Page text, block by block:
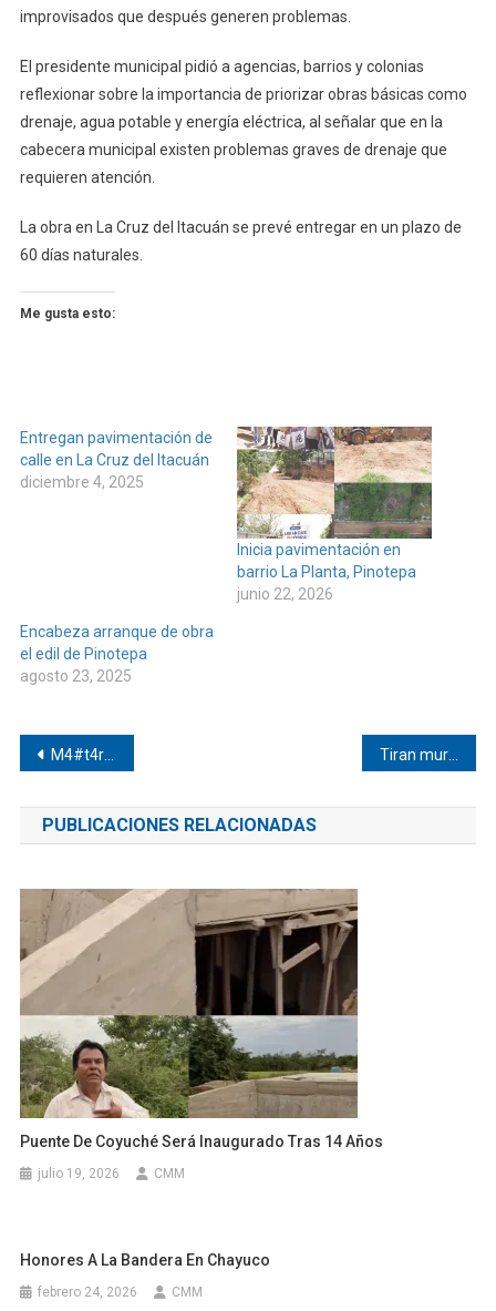
improvisados que después generen problemas.
El presidente municipal pidió a agencias, barrios y colonias
reflexionar sobre la importancia de priorizar obras básicas como
drenaje, agua potable y energía eléctrica, al señalar que en la
cabecera municipal existen problemas graves de drenaje que
requieren atención.
La obra en La Cruz del Itacuán se prevé entregar en un plazo de
60 días naturales.
Me gusta esto:
Entregan pavimentación de
calle en La Cruz del Itacuán
diciembre 4, 2025
Inicia pavimentación en
barrio La Planta, Pinotepa
junio 22, 2026
Encabeza arranque de obra
el edil de Pinotepa
agosto 23, 2025
Navegación
de
entradas
M4#t4r#0n a Lucas en Pinotepa de Don Luis
PUBLICACIONES RELACIONADAS
Puente De Coyuché Será Inaugurado Tras 14 Años
julio 19, 2026 CMM
Honores A La Bandera En Chayuco
febrero 24, 2026 CMM